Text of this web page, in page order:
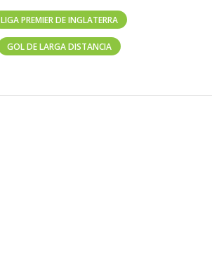
LIGA PREMIER DE INGLATERRA
GOL DE LARGA DISTANCIA